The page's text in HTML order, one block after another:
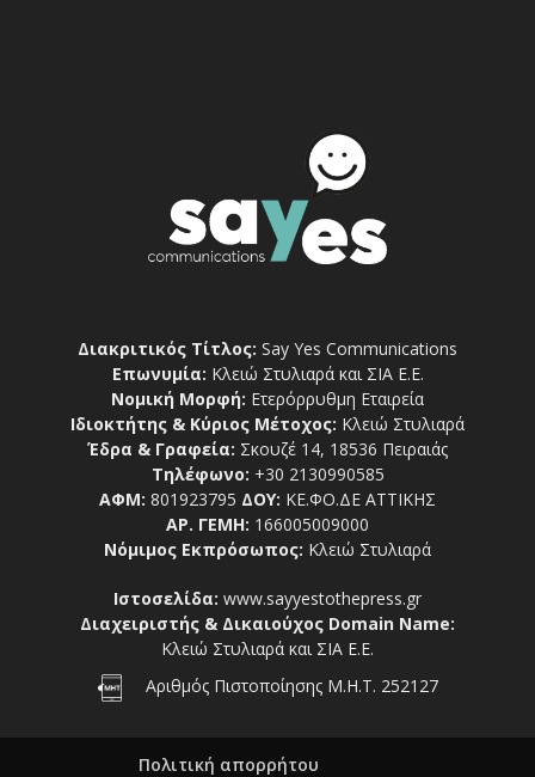
Διακριτικός Τίτλος: Say Yes Communications
Επωνυμία: Κλειώ Στυλιαρά και ΣΙΑ Ε.Ε.
Νομική Μορφή: Ετερόρρυθμη Εταιρεία
Ιδιοκτήτης & Κύριος Μέτοχος: Κλειώ Στυλιαρά
Έδρα & Γραφεία: Σκουζέ 14, 18536 Πειραιάς
Τηλέφωνο: +30 2130990585
ΑΦΜ: 801923795 ΔΟΥ: ΚΕ.ΦΟ.ΔΕ ΑΤΤΙΚΗΣ
ΑΡ. ΓΕΜΗ: 166005009000
Νόμιμος Εκπρόσωπος: Κλειώ Στυλιαρά
Ιστοσελίδα: www.sayyestothepress.gr
Διαχειριστής & Δικαιούχος Domain Name:
Κλειώ Στυλιαρά και ΣΙΑ Ε.Ε.
Αριθμός Πιστοποίησης Μ.Η.Τ. 252127
Πολιτική απορρήτου